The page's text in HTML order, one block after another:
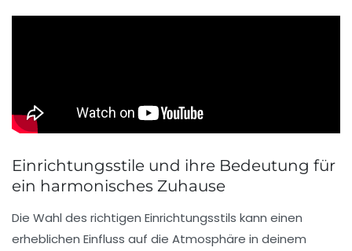
Einrichtungsstile und ihre Bedeutung für
ein harmonisches Zuhause
Die Wahl des richtigen Einrichtungsstils kann einen
erheblichen Einfluss auf die Atmosphäre in deinem